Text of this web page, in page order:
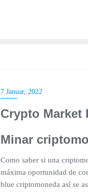
7 Januar, 2022
Crypto Market
Minar
Como saber si una
máxima oportunidad de
blue criptomoneda así se